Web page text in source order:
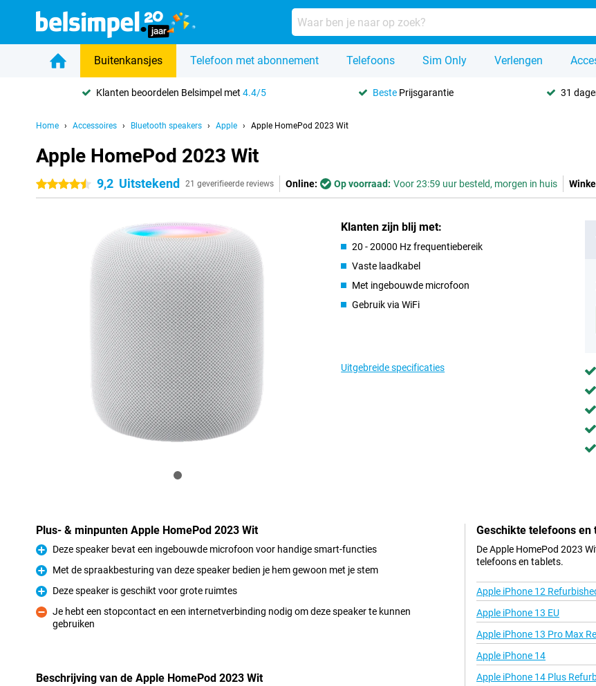
Buitenkansjes Telefoon met abonnement Telefoons Sim Only Verlengen
Klanten beoordelen Belsimpel met4.4/5 Beste Prijsgarantie 31
Home Accessoires Bluetooth speakers Apple Apple HomePod 2023 Wit
Apple HomePod 2023 Wit
4.5 sterren
9,2 Uitstekend 21 geverifieerde reviews Online: Op voorraad: Voor 23:59 uur besteld, morgen in huis
Klanten zijn blij met:
20 - 20000 Hz frequentiebereik
Vaste laadkabel
Met ingebouwde microfoon
Gebruik via WiFi
Uitgebreide specificaties
Plus- & minpunten Apple HomePod 2023 Wit
Pluspunt
Deze speaker bevat een ingebouwde microfoon voor handige smart-functies
Pluspunt
Met de spraakbesturing van deze speaker bedien je hem gewoon met je stem
Pluspunt
Deze speaker is geschikt voor grote ruimtes
Minpunt
Je hebt een stopcontact en een internetverbinding nodig om deze speaker te kunnen
gebruiken
Beschrijving van de Apple HomePod 2023 Wit
Geschikte telefoons en
De Apple HomePod 2023
telefoons en tablets.
Apple iPhone 12
Apple iPhone 13 EU
Apple iPhone 13 Pro Max
Apple iPhone 14
Apple iPhone 14 Plus